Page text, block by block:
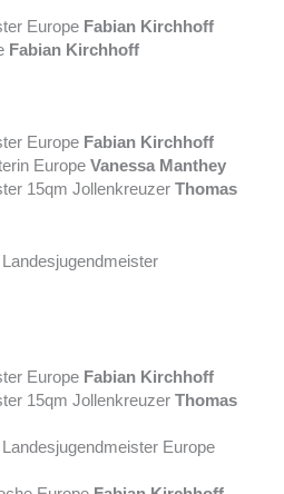
Europe Fabian Kirchhoff
Fabian Kirchhoff
Europe Fabian Kirchhoff
Europe Vanessa Manthey
15qm Jollenkreuzer Thomas
Europe Fabian Kirchhoff
15qm Jollenkreuzer Thomas
Europe